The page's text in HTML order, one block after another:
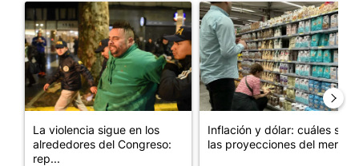
Un artículo de tendencia con el título "La violencia sigue en
La violencia sigue en los
alrededores del Congreso:
rep...
Un artículo de tendencia con
Inflación y dólar: cuáles son
las proyecciones del merc...